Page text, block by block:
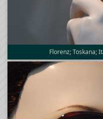
Florenz; Toskana;